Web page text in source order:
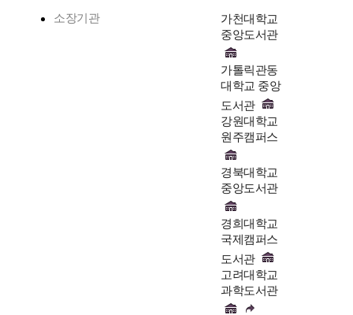
소장기관
가천대학교
중앙도서관
가톨릭관동
대학교 중앙
도서관
강원대학교
원주캠퍼스
경북대학교
중앙도서관
경희대학교
국제캠퍼스
도서관
고려대학교
과학도서관